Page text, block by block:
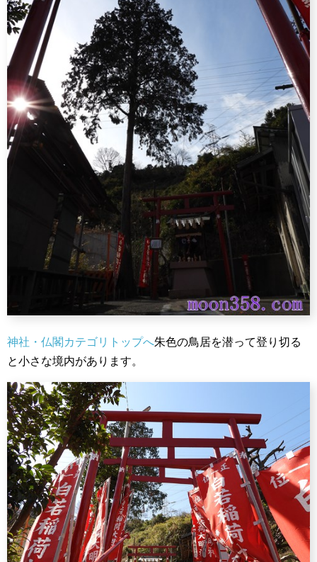
神社・仏閣カテゴリトップへ朱色の鳥居を潜って登り切る
と小さな境内があります。